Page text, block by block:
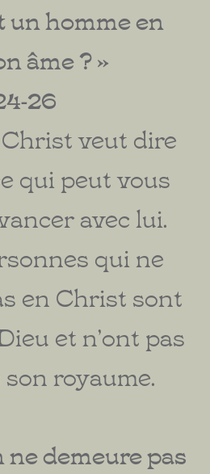
homme en
âme ? »
26
veut dire
qui peut vous
avec lui.
qui ne
en Christ sont
et n’ont pas
royaume.
demeure pas